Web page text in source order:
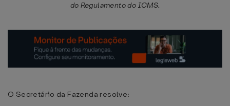
do Regulamento do ICMS.
O Secretário da Fazenda resolve: